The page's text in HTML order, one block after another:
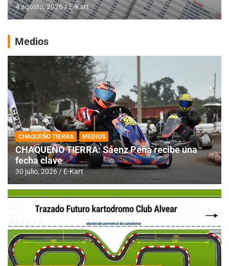
4 agosto, 2026 E-Kart
Medios
CHAQUEÑO TIERRA MEDIOS
CHAQUEÑO TIERRA: Sáenz Peña recibe una
fecha clave
30 julio, 2026 E-Kart